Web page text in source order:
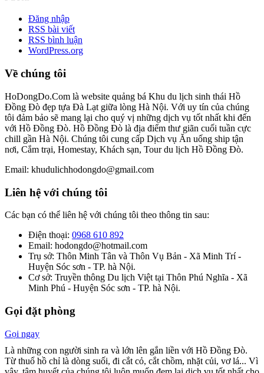
Đăng nhập
RSS bài viết
RSS bình luận
WordPress.org
Về chúng tôi
HoDongDo.Com là website quảng bá Khu du lịch sinh thái Hồ
Đồng Đò đẹp tựa Đà Lạt giữa lòng Hà Nội. Với uy tín của chúng
tôi đảm bảo sẽ mang lại cho quý vị những dịch vụ tốt nhất khi đến
với Hồ Đồng Đò. Hồ Đồng Đò là địa điểm thư giãn cuối tuần cực
chill gần Hà Nội. Chúng tôi cung cấp Dịch vụ Ăn uống ship tận
nơi, Cắm trại, Homestay, Khách sạn, Tour du lịch Hồ Đồng Đò.
Email: khudulichhodongdo@gmail.com
Liên hệ với chúng tôi
Các bạn có thể liên hệ với chúng tôi theo thông tin sau:
Điện thoại: 0968 610 892
Email: hodongdo@hotmail.com
Trụ sở: Thôn Minh Tân và Thôn Vụ Bản - Xã Minh Trí -
Huyện Sóc sơn - TP. hà Nội.
Cơ sở: Truyền thông Du lịch Việt tại Thôn Phú Nghĩa - Xã
Minh Phú - Huyện Sóc sơn - TP. hà Nội.
Gọi đặt phòng
Gọi ngay
Là những con người sinh ra và lớn lên gắn liền với Hồ Đồng Đò.
Từ thuổ hồ chỉ là dòng suối, đi cắt cỏ, cắt chồm, nhặt củi, vơ lá... Vì